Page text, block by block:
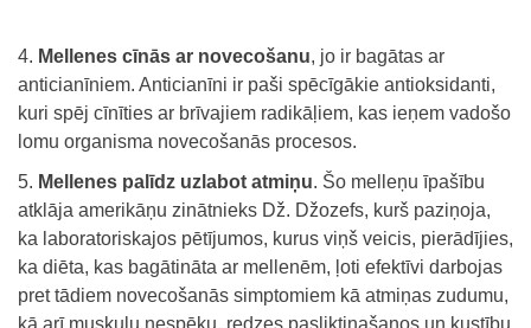
Mellenes cīnās ar novecošanu, jo ir bagātas ar
anticianīniem. Anticianīni ir paši spēcīgākie antioksidanti,
kuri spēj cīnīties ar brīvajiem radikāļiem, kas ieņem vadošo
lomu organisma novecošanās procesos.
Mellenes palīdz uzlabot atmiņu. Šo melleņu īpašību
atklāja amerikāņu zinātnieks Dž. Džozefs, kurš paziņoja,
ka laboratoriskajos pētījumos, kurus viņš veicis, pierādījies,
ka diēta, kas bagātināta ar mellenēm, ļoti efektīvi darbojas
pret tādiem novecošanās simptomiem kā atmiņas zudumu,
kā arī muskuļu nespēku, redzes pasliktinašanos un kustību